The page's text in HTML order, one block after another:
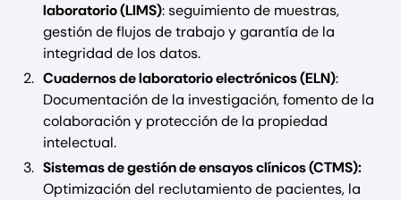
laboratorio (LIMS): seguimiento de muestras,
gestión de flujos de trabajo y garantía de la
integridad de los datos.
Cuadernos de laboratorio electrónicos (ELN):
Documentación de la investigación, fomento de la
colaboración y protección de la propiedad
intelectual.
Sistemas de gestión de ensayos clínicos (CTMS):
Optimización del reclutamiento de pacientes, la